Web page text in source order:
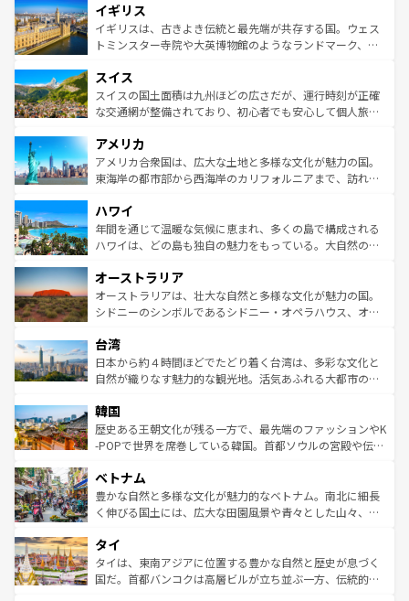
いる。シャンパンの発祥地であるランス、プロヴァンスの
香り高いラベンダー畑など、多彩な楽しみ方が可能だ。さ
らに、パリ以外の地域にも魅力が溢れており、どの街角に
れる地方に足を運ぶとそれぞれで全く異なる文化を体験で
きるだろう。 なお、新着のフランス情報はコンテンツ一覧
を参照してほしい。
顔を持つこの国は、どこを歩いても飽きることがない。ベ
ルリンの文化的活気、バイエルン州のアルプスの絶景、そ
してライン川沿いのワイン畑といった風景は必見。ビール
は、お酒好きな人にはぜひ体験してほしい。 なお、新着の
ドイツ情報はコンテンツ一覧を参照してほしい。
イギリス
イギリスは、古きよき伝統と最先端が共存する国。ウェス
トミンスター寺院や大英博物館のようなランドマーク、歴
リアごとに異なる魅力がある。また、優雅なアフタヌーン
ティー、ビール好きにはたまらない英国パブ、サッカー観
戦など、本場だからこそできる体験も豊富。イギリスを旅
ンツ一覧を参照してほしい。
スイス
スイスの国土面積は九州ほどの広さだが、運行時刻が正確
な交通網が整備されており、初心者でも安心して個人旅行
の建物がそのまま残る町や、スイスならではのユニークな
博物館もあり、アルプス観光だけでなく町歩きも満喫する
ことができる。国民の所得が高いため物価も高いが、旅行
ば市内交通費無料で観光を楽しむこともできる。 なお、新
着のスイス情報はコンテンツ一覧 を参照してほしい。
アメリカ
アメリカ合衆国は、広大な土地と多様な文化が魅力の国。
東海岸の都市部から西海岸のカリフォルニアまで、訪れる
のような巨大都市は、観光、ショッピング、エンターテイ
ンメントが詰まった刺激的なスポットだ。一方、アメリカ
西部には大自然が広がり、グランドキャニオンやイエロー
部のニューオーリンズでは、音楽と美食が融合した独特の
文化が魅力。旅行者はアメリカの各地域で異なる魅力を楽
しみながら、その多様性と豊かな歴史を感じることができ
ならではの贅沢な旅のスタイルだ。 なお、新着のアメリカ
情報はコンテンツ一覧を参照してほしい。
ハワイ
年間を通じて温暖な気候に恵まれ、多くの島で構成される
ハワイは、どの島も独自の魅力をもっている。大自然の神
ワイ島は見逃せない。また、定番の観光地といえばオアフ
島だが、静かな自然を求めるならマウイ島やカウアイ島が
おすすめ。エメラルドグリーンに輝く海をはじめ、豊かな
れるおもてなしの心で訪れる人々を迎えてくれるハワイの
人々、おいしいローカルフードやハワイアンミュージッ
ク、伝統的なフラダンスなど、すべてがハワイの魅力を彩
ワイを、存分に味わってほしい。 なお、新着のハワイ情報
はコンテンツ一覧を参照してほしい。
オーストラリア
オーストラリアは、壮大な自然と多様な文化が魅力の国。
シドニーのシンボルであるシドニー・オペラハウス、オー
リアリーフや大陸中央部にそびえるウルル（エアーズロッ
ク）、タスマニアの美しい原生林やケアンズの熱帯雨林な
ど、見どころがたくさん。また、カフェやワイン、オージ
いる。アクティビティも充実しており、サーフィンやダイ
ビング、ハイキングなど、アウトドア好きにはたまらな
い。オーストラリアの多彩な魅力を存分に味わいつくそ
参照してほしい。
台湾
日本から約４時間ほどでたどり着く台湾は、多彩な文化と
自然が織りなす魅力的な観光地。活気あふれる大都市の台
ン）、静ひつな山岳地帯である台湾東部など、都市の喧騒
と山間の静けさが共存しており、訪れる人に新しい発見と
驚きをもたらしてくれる。また、奥深い台湾の食文化も魅
容にもいいと評判のスイーツなど、バラエティ豊かな料理
が味わえる。 なお、新着の台湾情報は コンテンツ一覧を参
照してほしい。
韓国
歴史ある王朝文化が残る一方で、最先端のファッションやK
-POPで世界を席巻している韓国。首都ソウルの宮殿や伝統
き、地方に足を延ばせば四季折々の自然美を楽しむことが
できる。そして、キムチや焼肉、絶品のストリートフード
まで、さまざまな韓国料理が待っている。夜には、韓国な
リティに包まれながら、韓国の多彩な魅力を心ゆくまで味
わってみてほしい。 なお、新着の韓国情報はコンテンツ一
覧を参照してほしい。
ベトナム
豊かな自然と多様な文化が魅力的なベトナム。南北に細長
く伸びる国土には、広大な田園風景や青々とした山々、世
急速な発展と共に伝統が息づく。ハノイの古い町並みやホ
ーチミン市のフランス統治時代の建物も、独特の雰囲気を
醸し出している。また、バラエティの豊かさとおいしさで
タイ
タイは、東南アジアに位置する豊かな自然と歴史が息づく
国だ。首都バンコクは高層ビルが立ち並ぶ一方、伝統的な